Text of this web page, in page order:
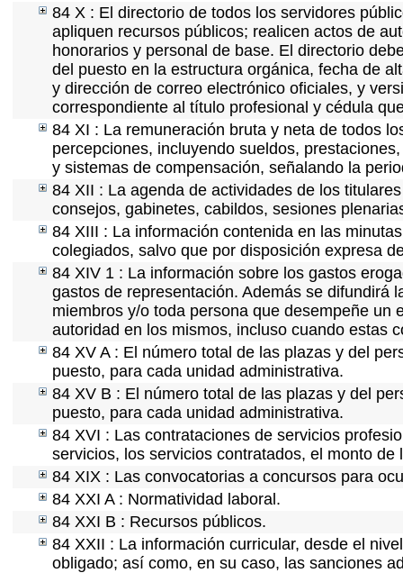
84 X : El directorio de todos los servidores
apliquen recursos públicos; realicen actos de
honorarios y personal de base. El directorio
del puesto en la estructura orgánica, fecha de
y dirección de correo electrónico oficiales, y
correspondiente al título profesional y cédula
84 XI : La remuneración bruta y neta de todos
percepciones, incluyendo sueldos,
y sistemas de compensación, señalando la
84 XII : La agenda de actividades de los
consejos, gabinetes, cabildos, sesiones
84 XIII : La información contenida en las
colegiados, salvo que por disposición expresa
84 XIV 1 : La información sobre los gastos
gastos de representación. Además se difundirá
miembros y/o toda persona que desempeñe
autoridad en los mismos, incluso cuando estas
84 XV A : El número total de las plazas y del
puesto, para cada unidad administrativa.
84 XV B : El número total de las plazas y del
puesto, para cada unidad administrativa.
84 XVI : Las contrataciones de servicios
servicios, los servicios contratados, el monto
84 XIX : Las convocatorias a concursos para
84 XXI A : Normatividad laboral.
84 XXI B : Recursos públicos.
84 XXII : La información curricular, desde el
obligado; así como, en su caso, las sanciones